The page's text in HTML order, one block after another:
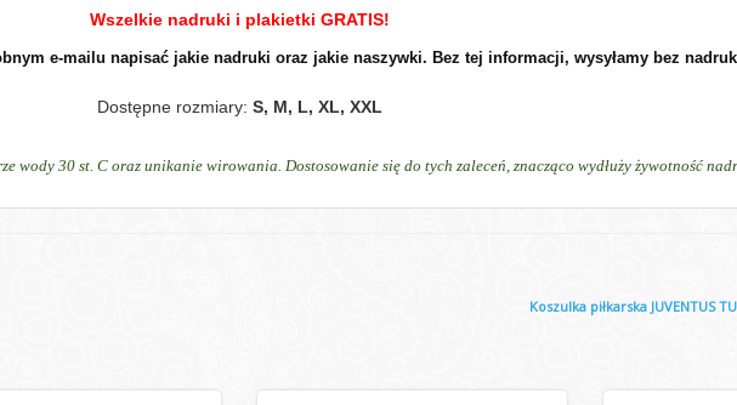
Wszelkie nadruki i plakietki GRATIS!
e-mailu napisać jakie nadruki oraz jakie naszywki. Bez tej informacji, wysyłamy bez
Dostępne rozmiary: S, M, L, XL, XXL
wody 30 st. C oraz unikanie wirowania. Dostosowanie się do tych zaleceń, znacząco wydłuży żywotność
Koszulka piłkarska JUVENTUS